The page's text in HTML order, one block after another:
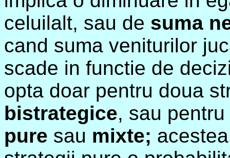
celuilalt, sau de suma
cand suma veniturilor
scade in functie de
opta doar pentru doua
bistrategice, sau
pure sau mixte;